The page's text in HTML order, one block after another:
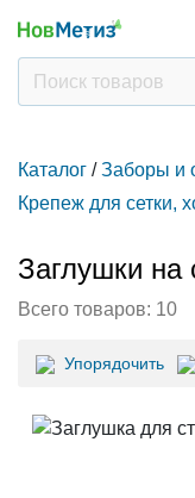
Каталог / Заборы и
Крепеж для сетки,
Заглушки на
Всего товаров: 10
Упорядочить